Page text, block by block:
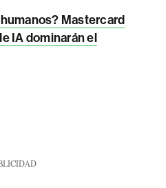
Mastercard
IA dominarán el